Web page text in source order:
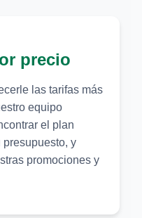
precio
las tarifas más
equipo
el plan
presupuesto, y
promociones y